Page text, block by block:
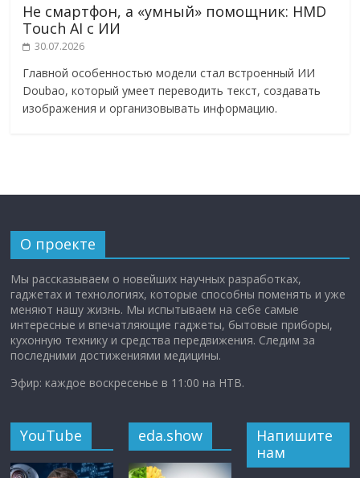
Не смартфон, а «умный» помощник: HMD
Touch AI с ИИ
30.07.2026
Главной особенностью модели стал встроенный ИИ
Doubao, который умеет переводить текст, создавать
изображения и организовывать информацию.
О проекте
Мы рассказываем о новейших научных разработках,
гаджетах и технологиях, которые способны поменять и уже
меняют нашу жизнь. Мы испытываем на себе самые
интересные и впечатляющие гаджеты, бытовые приборы,
кухонную технику и средства передвижения. Следим за
последними достижениями медицины.
Эфир: каждое воскресенье в 11:00 на НТВ.
YouTube eda.show
Напишите
нам